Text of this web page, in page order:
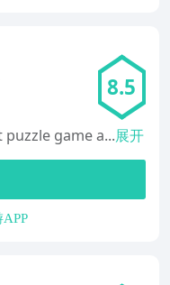
8.5
game a...展开